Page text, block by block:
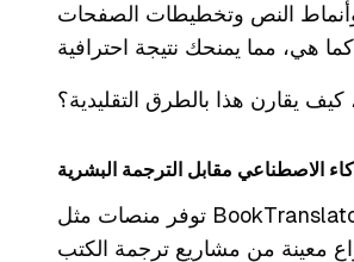
النص وتخطيطات الصفحات
كيف يقارن هذا بالطرق التقليدية؟
الاصطناعي مقابل الترجمة البشرية
توفر منصات مثل BookTranslator.ai مزايا